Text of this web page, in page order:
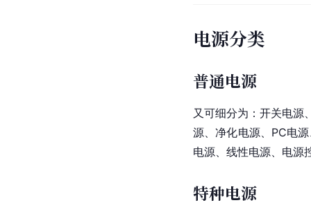
电源分类
普通电源
又可细分为：开关电源
源、净化电源、PC电
电源、线性电源、电源
特种电源